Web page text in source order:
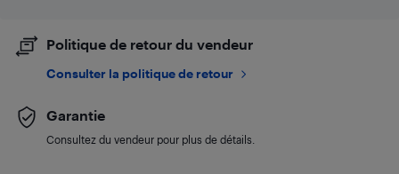
Politique de retour du vendeur
Consulter la politique de retour
Garantie
Consultez du vendeur pour plus de détails.